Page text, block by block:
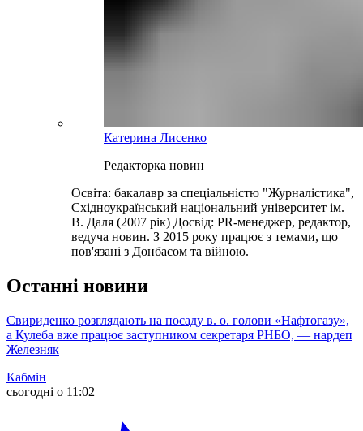
Катерина Лисенко
Редакторка новин
Освіта: бакалавр за спеціальністю "Журналістика",
Східноукраїнський національний університет ім.
В. Даля (2007 рік) Досвід: PR-менеджер, редактор,
ведуча новин. З 2015 року працює з темами, що
пов'язані з Донбасом та війною.
Останні новини
Свириденко розглядають на посаду в. о. голови «Нафтогазу»,
а Кулеба вже працює заступником секретаря РНБО, — нардеп
Железняк
Кабмін
сьогодні о 11:02